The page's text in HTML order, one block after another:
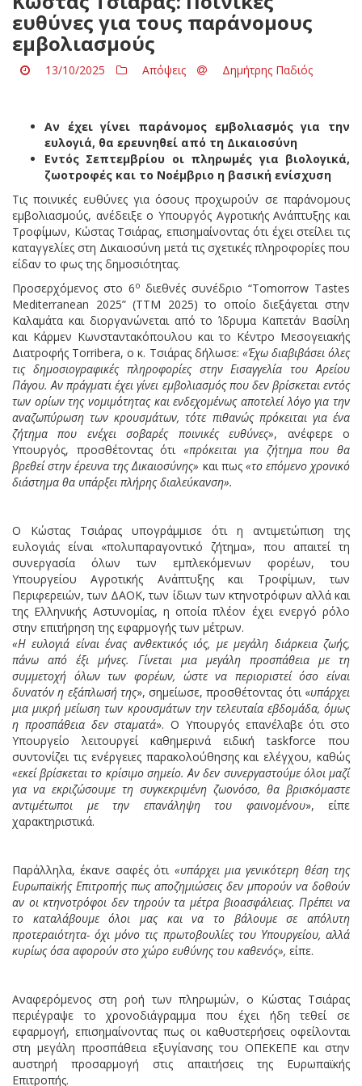
ευθύνες για τους παράνομους
εμβολιασμούς
13/10/2025 Απόψεις Δημήτρης Παδιός
Αν έχει γίνει παράνομος εμβολιασμός για την
ευλογιά, θα ερευνηθεί από τη Δικαιοσύνη
Εντός Σεπτεμβρίου οι πληρωμές για βιολογικά,
ζωοτροφές και το Νοέμβριο η βασική ενίσχυση
Τις ποινικές ευθύνες για όσους προχωρούν σε παράνομους
εμβολιασμούς, ανέδειξε ο Υπουργός Αγροτικής Ανάπτυξης και
Τροφίμων, Κώστας Τσιάρας, επισημαίνοντας ότι έχει στείλει τις
καταγγελίες στη Δικαιοσύνη μετά τις σχετικές πληροφορίες που
είδαν το φως της δημοσιότητας.
Προσερχόμενος στο 6ο διεθνές συνέδριο “Tomorrow Tastes
Mediterranean 2025” (TTM 2025) το οποίο διεξάγεται στην
Καλαμάτα και διοργανώνεται από το Ίδρυμα Καπετάν Βασίλη
και Κάρμεν Κωνσταντακόπουλου και το Κέντρο Μεσογειακής
Διατροφής Torribera, ο κ. Τσιάρας δήλωσε: «Έχω διαβιβάσει όλες
τις δημοσιογραφικές πληροφορίες στην Εισαγγελία του Αρείου
Πάγου. Αν πράγματι έχει γίνει εμβολιασμός που δεν βρίσκεται εντός
των ορίων της νομιμότητας και ενδεχομένως αποτελεί λόγο για την
αναζωπύρωση των κρουσμάτων, τότε πιθανώς πρόκειται για ένα
ζήτημα που ενέχει σοβαρές ποινικές ευθύνες», ανέφερε ο
Υπουργός, προσθέτοντας ότι «πρόκειται για ζήτημα που θα
βρεθεί στην έρευνα της Δικαιοσύνης» και πως «το επόμενο χρονικό
διάστημα θα υπάρξει πλήρης διαλεύκανση».
Ο Κώστας Τσιάρας υπογράμμισε ότι η αντιμετώπιση της
ευλογιάς είναι «πολυπαραγοντικό ζήτημα», που απαιτεί τη
συνεργασία όλων των εμπλεκόμενων φορέων, του
Υπουργείου Αγροτικής Ανάπτυξης και Τροφίμων, των
Περιφερειών, των ΔΑΟΚ, των ίδιων των κτηνοτρόφων αλλά και
της Ελληνικής Αστυνομίας, η οποία πλέον έχει ενεργό ρόλο
στην επιτήρηση της εφαρμογής των μέτρων.
«Η ευλογιά είναι ένας ανθεκτικός ιός, με μεγάλη διάρκεια ζωής,
πάνω από έξι μήνες. Γίνεται μια μεγάλη προσπάθεια με τη
συμμετοχή όλων των φορέων, ώστε να περιοριστεί όσο είναι
δυνατόν η εξάπλωσή της», σημείωσε, προσθέτοντας ότι «υπάρχει
μια μικρή μείωση των κρουσμάτων την τελευταία εβδομάδα, όμως
η προσπάθεια δεν σταματά». Ο Υπουργός επανέλαβε ότι στο
Υπουργείο λειτουργεί καθημερινά ειδική taskforce που
συντονίζει τις ενέργειες παρακολούθησης και ελέγχου, καθώς
«εκεί βρίσκεται το κρίσιμο σημείο. Αν δεν συνεργαστούμε όλοι μαζί
για να εκριζώσουμε τη συγκεκριμένη ζωονόσο, θα βρισκόμαστε
αντιμέτωποι με την επανάληψη του φαινομένου», είπε
χαρακτηριστικά.
Παράλληλα, έκανε σαφές ότι «υπάρχει μια γενικότερη θέση της
Ευρωπαϊκής Επιτροπής πως αποζημιώσεις δεν μπορούν να δοθούν
αν οι κτηνοτρόφοι δεν τηρούν τα μέτρα βιοασφάλειας. Πρέπει να
το καταλάβουμε όλοι μας και να το βάλουμε σε απόλυτη
προτεραιότητα- όχι μόνο τις πρωτοβουλίες του Υπουργείου, αλλά
κυρίως όσα αφορούν στο χώρο ευθύνης του καθενός», είπε.
Αναφερόμενος στη ροή των πληρωμών, ο Κώστας Τσιάρας
περιέγραψε το χρονοδιάγραμμα που έχει ήδη τεθεί σε
εφαρμογή, επισημαίνοντας πως οι καθυστερήσεις οφείλονται
στη μεγάλη προσπάθεια εξυγίανσης του ΟΠΕΚΕΠΕ και στην
αυστηρή προσαρμογή στις απαιτήσεις της Ευρωπαϊκής
Επιτροπής.